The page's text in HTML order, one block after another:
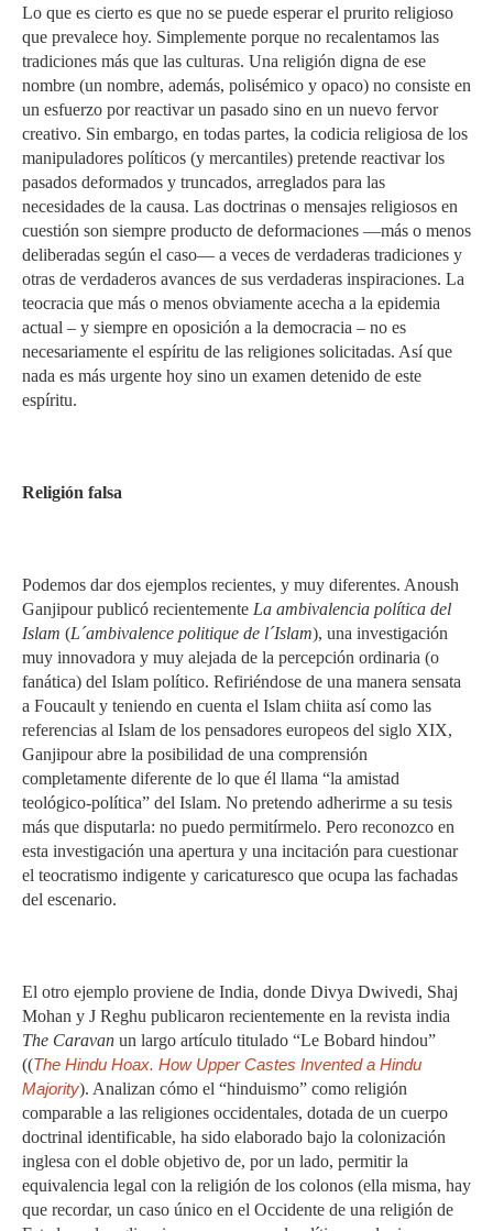
Lo que es cierto es que no se puede esperar el prurito religioso
que prevalece hoy. Simplemente porque no recalentamos las
tradiciones más que las culturas. Una religión digna de ese
nombre (un nombre, además, polisémico y opaco) no consiste en
un esfuerzo por reactivar un pasado sino en un nuevo fervor
creativo. Sin embargo, en todas partes, la codicia religiosa de los
manipuladores políticos (y mercantiles) pretende reactivar los
pasados ​​deformados y truncados, arreglados para las
necesidades de la causa. Las doctrinas o mensajes religiosos en
cuestión son siempre producto de deformaciones —más o menos
deliberadas según el caso— a veces de verdaderas tradiciones y
otras de verdaderos avances de sus verdaderas inspiraciones. La
teocracia que más o menos obviamente acecha a la epidemia
actual – y siempre en oposición a la democracia – no es
necesariamente el espíritu de las religiones solicitadas. Así que
nada es más urgente hoy sino un examen detenido de este
espíritu.
Religión falsa
Podemos dar dos ejemplos recientes, y muy diferentes. Anoush
Ganjipour publicó recientemente La ambivalencia política del
Islam (L´ambivalence politique de l´Islam), una investigación
muy innovadora y muy alejada de la percepción ordinaria (o
fanática) del Islam político. Refiriéndose de una manera sensata
a Foucault y teniendo en cuenta el Islam chiita así como las
referencias al Islam de los pensadores europeos del siglo XIX,
Ganjipour abre la posibilidad de una comprensión
completamente diferente de lo que él llama “la amistad
teológico-política” del Islam. No pretendo adherirme a su tesis
más que disputarla: no puedo permitírmelo. Pero reconozco en
esta investigación una apertura y una incitación para cuestionar
el teocratismo indigente y caricaturesco que ocupa las fachadas
del escenario.
El otro ejemplo proviene de India, donde Divya Dwivedi, Shaj
Mohan y J Reghu publicaron recientemente en la revista india
The Caravan un largo artículo titulado “Le Bobard hindou”
((The Hindu Hoax. How Upper Castes Invented a Hindu
Majority). Analizan cómo el “hinduismo” como religión
comparable a las religiones occidentales, dotada de un cuerpo
doctrinal identificable, ha sido elaborado bajo la colonización
inglesa con el doble objetivo de, por un lado, permitir la
equivalencia legal con la religión de los colonos (ella misma, hay
que recordar, un caso único en el Occidente de una religión de